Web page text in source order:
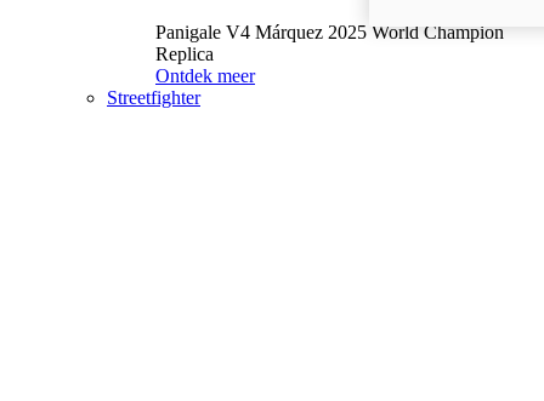
Panigale V4 Márquez 2025 World Champion
Replica
Ontdek meer
Streetfighter